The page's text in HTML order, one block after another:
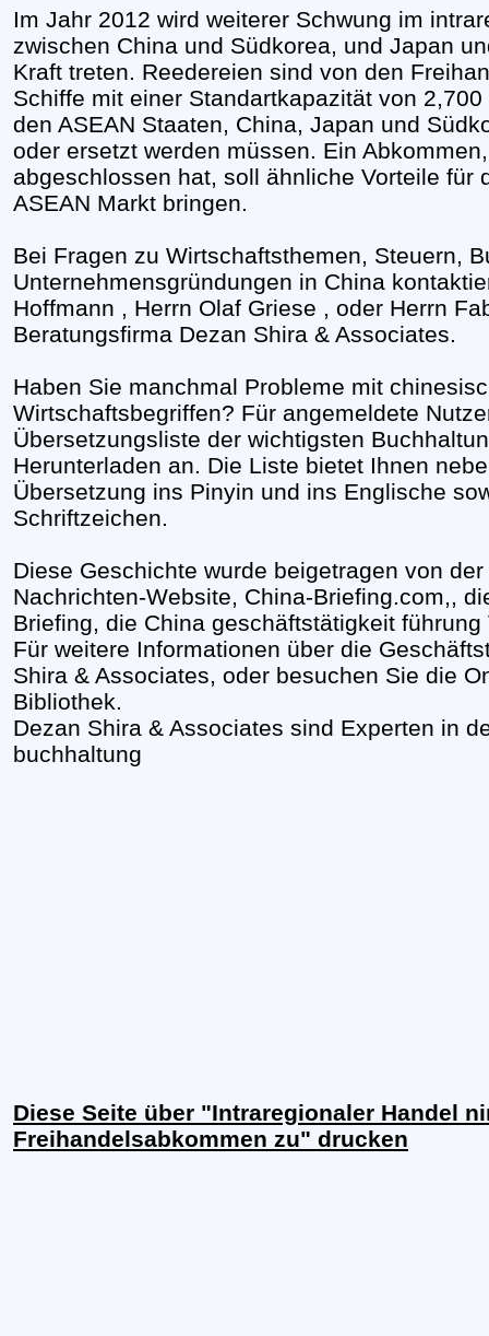
Im Jahr 2012 wird weiterer Schwung im
zwischen China und Südkorea, und Japan
Kraft treten. Reedereien sind von den
Schiffe mit einer Standartkapazität von
den ASEAN Staaten, China, Japan und
oder ersetzt werden müssen. Ein
abgeschlossen hat, soll ähnliche Vorteile für
ASEAN Markt bringen.
Bei Fragen zu Wirtschaftsthemen, Steuern,
Unternehmensgründungen in China
Hoffmann , Herrn Olaf Griese , oder Herrn
Beratungsfirma Dezan Shira & Associates.
Haben Sie manchmal Probleme mit
Wirtschaftsbegriffen? Für angemeldete
Übersetzungsliste der wichtigsten
Herunterladen an. Die Liste bietet Ihnen
Übersetzung ins Pinyin und ins Englische
Schriftzeichen.
Diese Geschichte wurde beigetragen von
Nachrichten-Website, China-Briefing.com,,
Briefing, die China geschäftstätigkeit führung
Für weitere Informationen über die
Shira & Associates, oder besuchen Sie die
Bibliothek.
Dezan Shira & Associates sind Experten in
buchhaltung
Diese Seite über "Intraregionaler Handel
Freihandelsabkommen zu" drucken